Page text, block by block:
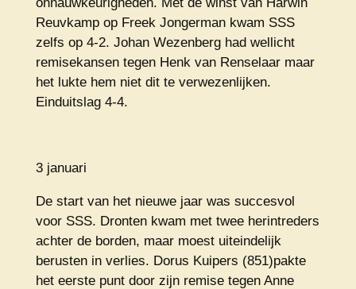
Reuvkamp op Freek Jongerman kwam SSS
zelfs op 4-2. Johan Wezenberg had wellicht
remisekansen tegen Henk van Renselaar maar
het lukte hem niet dit te verwezenlijken.
Einduitslag 4-4.
3 januari
De start van het nieuwe jaar was succesvol
voor SSS. Dronten kwam met twee herintreders
achter de borden, maar moest uiteindelijk
berusten in verlies. Dorus Kuipers (851)pakte
het eerste punt door zijn remise tegen Anne